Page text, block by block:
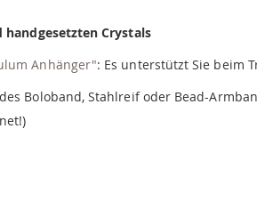
handgesetzten Crystals
Anhänger": Es unterstützt Sie beim
Boloband, Stahlreif oder Bead-